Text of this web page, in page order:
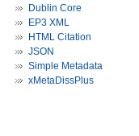
Dublin Core
EP3 XML
HTML Citation
JSON
Simple Metadata
xMetaDissPlus